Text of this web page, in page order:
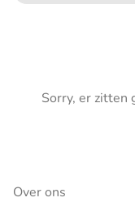
Sorry, er zitten
Over ons